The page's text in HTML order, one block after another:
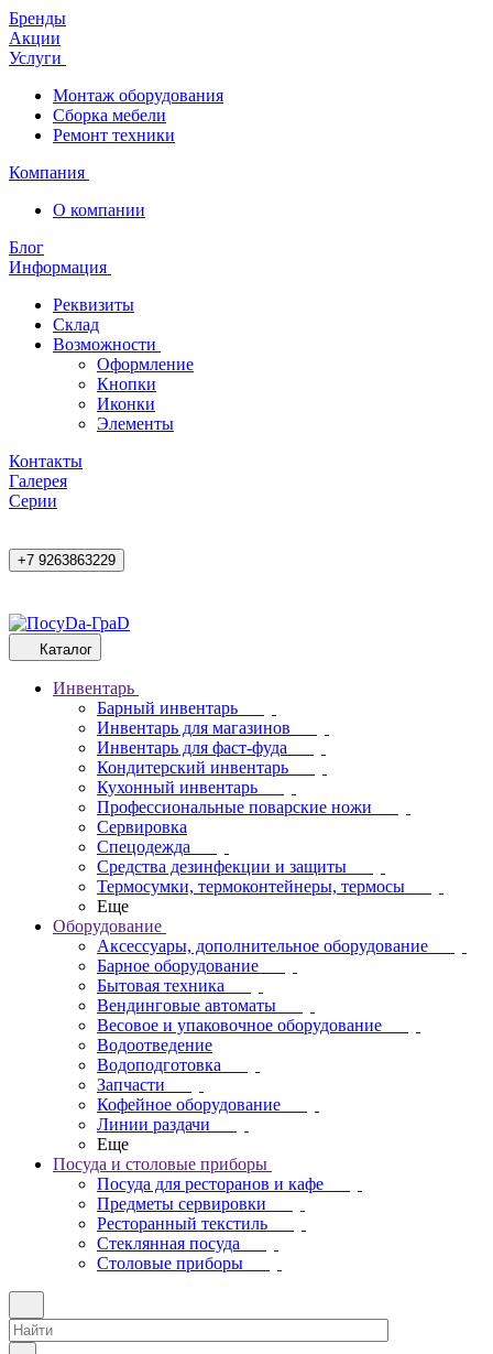
Бренды
Акции
Услуги
Монтаж оборудования
Сборка мебели
Ремонт техники
Компания
О компании
Блог
Информация
Реквизиты
Склад
Возможности
Оформление
Кнопки
Иконки
Элементы
Контакты
Галерея
Cерии
+7 9263863229
Каталог
Инвентарь
Барный инвентарь
Инвентарь для магазинов
Инвентарь для фаст-фуда
Кондитерский инвентарь
Кухонный инвентарь
Профессиональные поварские ножи
Сервировка
Спецодежда
Средства дезинфекции и защиты
Термосумки, термоконтейнеры, термосы
Еще
Оборудование
Аксессуары, дополнительное оборудование
Барное оборудование
Бытовая техника
Вендинговые автоматы
Весовое и упаковочное оборудование
Водоотведение
Водоподготовка
Запчасти
Кофейное оборудование
Линии раздачи
Еще
Посуда и столовые приборы
Посуда для ресторанов и кафе
Предметы сервировки
Ресторанный текстиль
Стеклянная посуда
Столовые приборы